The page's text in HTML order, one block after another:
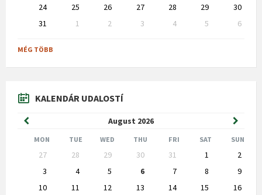
24
25 26 27 28 29
30
31
1 2 3 4 5
6
to
calendar
MÉG TÖBB
KALENDÁR UDALOSTÍ
August 2026
Previous
Month
Month
MON TUE WED THU FRI SAT SUN
calendar
27 28 29 30 31 1
2
3
4 5 6 7 8
9
10
11 12 13 14 15 16